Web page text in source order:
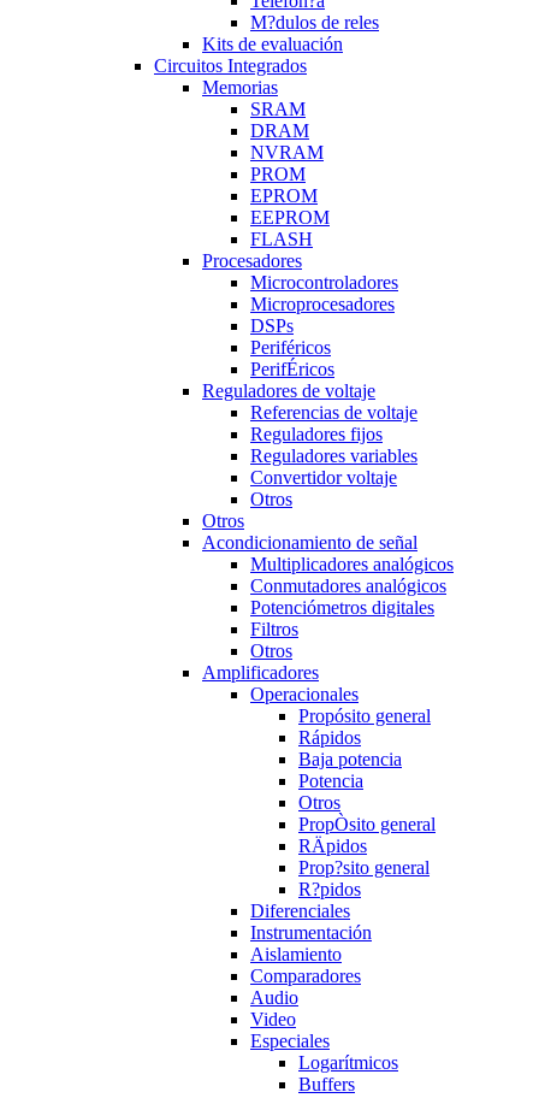
M?dulos de reles
Kits de evaluación
Circuitos Integrados
Memorias
SRAM
DRAM
NVRAM
PROM
EPROM
EEPROM
FLASH
Procesadores
Microcontroladores
Microprocesadores
DSPs
Periféricos
PerifÉricos
Reguladores de voltaje
Referencias de voltaje
Reguladores fijos
Reguladores variables
Convertidor voltaje
Otros
Otros
Acondicionamiento de señal
Multiplicadores analógicos
Conmutadores analógicos
Potenciómetros digitales
Filtros
Otros
Amplificadores
Operacionales
Propósito general
Rápidos
Baja potencia
Potencia
Otros
PropÒsito general
RÄpidos
Prop?sito general
R?pidos
Diferenciales
Instrumentación
Aislamiento
Comparadores
Audio
Video
Especiales
Logarítmicos
Buffers